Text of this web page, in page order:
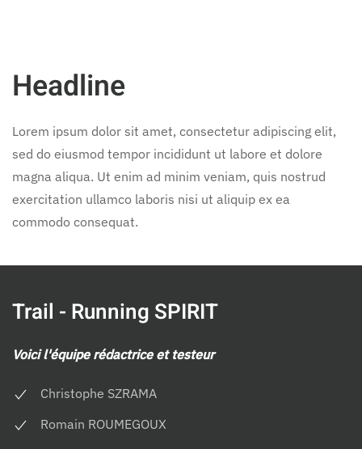
Headline
Lorem ipsum dolor sit amet, consectetur adipiscing elit,
sed do eiusmod tempor incididunt ut labore et dolore
magna aliqua. Ut enim ad minim veniam, quis nostrud
exercitation ullamco laboris nisi ut aliquip ex ea
commodo consequat.
Trail - Running SPIRIT
Voici l'équipe rédactrice et testeur
Christophe SZRAMA
Romain ROUMEGOUX